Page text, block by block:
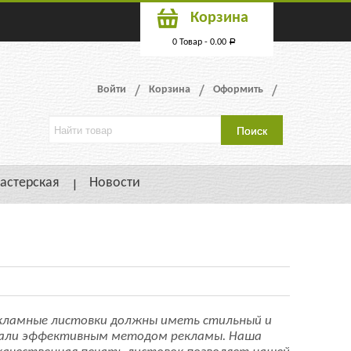
Корзина
0 Товар - 0.00 Р
Войти Корзина Оформить
Новости
листовки должны иметь стильный и
эффективным методом рекламы. Наша